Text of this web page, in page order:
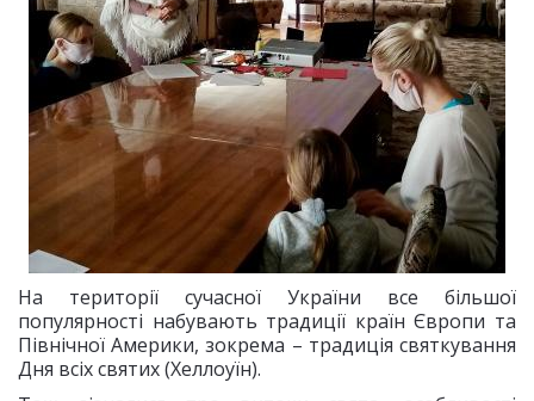
На території сучасної України все більшої
популярності набувають традиції країн Європи та
Північної Америки, зокрема – традиція святкування
Дня всіх святих (Хеллоуїн).